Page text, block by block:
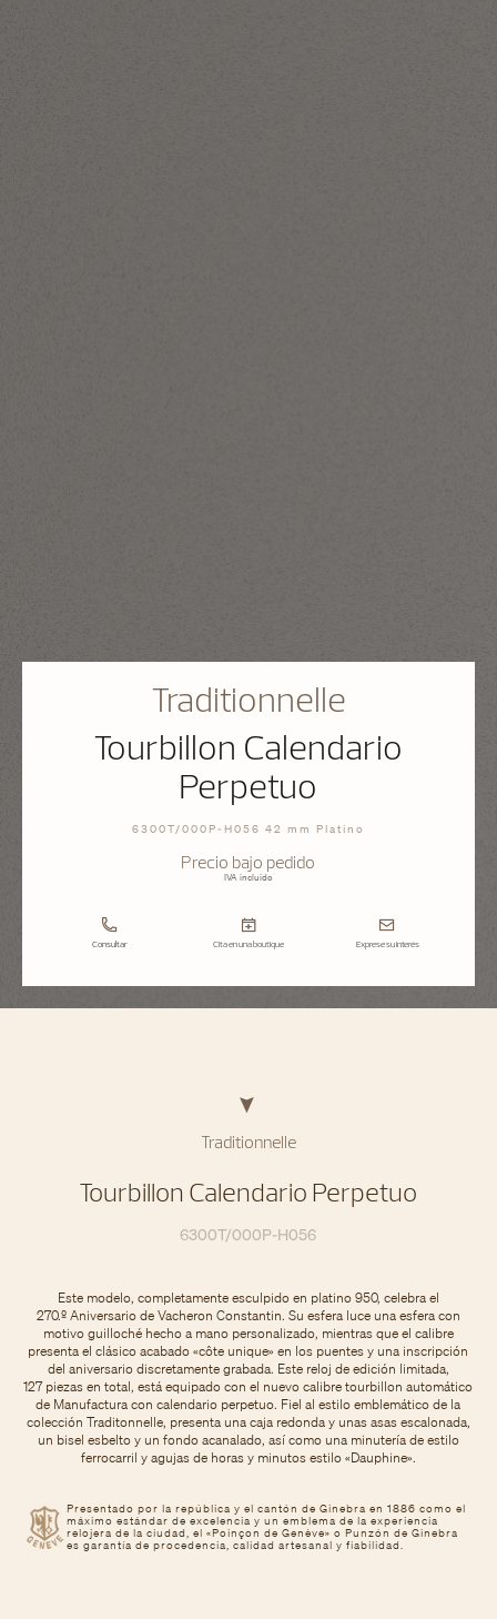
Traditionnelle
Tourbillon Calendario
Perpetuo
6300T/000P-H056 42 mm Platino
Precio bajo pedido
IVA incluido
Consultar Cita en una boutique Exprese su interés
Traditionnelle
Tourbillon Calendario Perpetuo
6300T/000P-H056
Presentado por la república y el cantón de Ginebra en 1886 como el
máximo estándar de excelencia y un emblema de la experiencia
relojera de la ciudad, el «Poinçon de Genève» o Punzón de Ginebra
es garantía de procedencia, calidad artesanal y fiabilidad.
Este modelo, completamente esculpido en platino 950, celebra el
270.º Aniversario de Vacheron Constantin. Su esfera luce una esfera con
motivo guilloché hecho a mano personalizado, mientras que el calibre
presenta el clásico acabado «côte unique» en los puentes y una inscripción
del aniversario discretamente grabada. Este reloj de edición limitada,
127 piezas en total, está equipado con el nuevo calibre tourbillon automático
de Manufactura con calendario perpetuo. Fiel al estilo emblemático de la
colección Traditonnelle, presenta una caja redonda y unas asas escalonada,
un bisel esbelto y un fondo acanalado, así como una minutería de estilo
ferrocarril y agujas de horas y minutos estilo «Dauphine».